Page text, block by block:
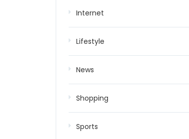
Internet
Lifestyle
News
Shopping
Sports